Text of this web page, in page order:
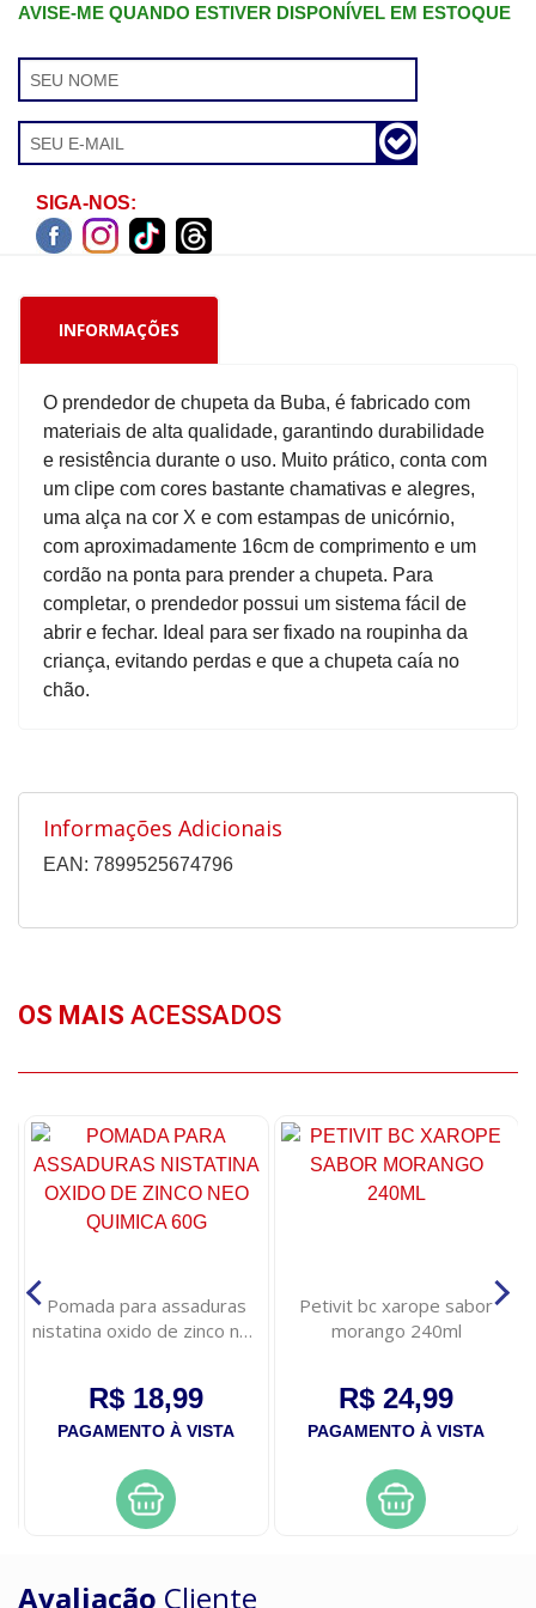
AVISE-ME QUANDO ESTIVER DISPONÍVEL EM ESTOQUE
SIGA-NOS:
INFORMAÇÕES
O prendedor de chupeta da Buba, é fabricado com
materiais de alta qualidade, garantindo durabilidade
e resistência durante o uso. Muito prático, conta com
um clipe com cores bastante chamativas e alegres,
uma alça na cor X e com estampas de unicórnio,
com aproximadamente 16cm de comprimento e um
cordão na ponta para prender a chupeta. Para
completar, o prendedor possui um sistema fácil de
abrir e fechar. Ideal para ser fixado na roupinha da
criança, evitando perdas e que a chupeta caía no
chão.
Informações Adicionais
EAN: 7899525674796
OS MAIS ACESSADOS
Pomada para assaduras
nistatina oxido de zinco neo
R$ 18,99
PAGAMENTO À VISTA
Petivit bc xarope sabor
morango 240ml
R$ 24,99
PAGAMENTO À VISTA
Avaliação Cliente